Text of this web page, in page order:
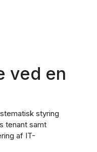
ved en
styring
tenant samt
af IT-